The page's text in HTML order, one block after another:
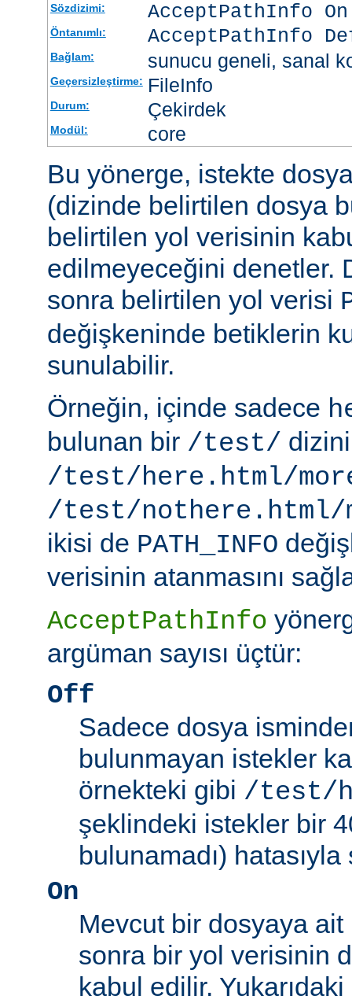
Sözdizimi: AcceptPathInfo
Öntanımlı: AcceptPathInfo
Bağlam: sunucu geneli, sanal
Geçersizleştirme: FileInfo
Durum: Çekirdek
Modül: core
Bu yönerge, istekte
(dizinde belirtilen dosya
belirtilen yol verisinin
edilmeyeceğini denetler.
sonra belirtilen yol verisi
değişkeninde betiklerin
sunulabilir.
Örneğin, içinde sadece
bulunan bir /test/
/test/here.html/
/test/nothere.html/
ikisi de PATH_INFO
verisinin atanmasını
AcceptPathInfo
argüman sayısı üçtür:
Off
Sadece dosya
bulunmayan istekler
örnekteki gibi /test/
şeklindeki istekler bir
bulunamadı) hatasıyla
On
Mevcut bir dosyaya
sonra bir yol verisinin
kabul edilir.